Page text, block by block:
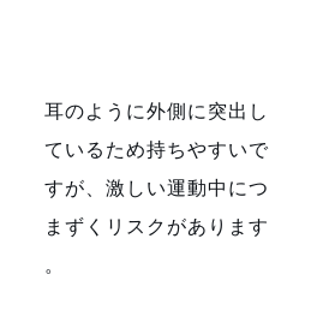
耳のように外側に突出し
ているため持ちやすいで
すが、激しい運動中につ
まずくリスクがあります
。